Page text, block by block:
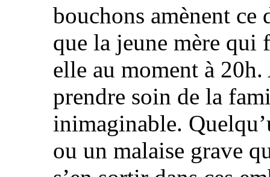
bouchons amènent
que la jeune mère
elle au moment à
prendre soin de la
inimaginable.
ou un malaise grave